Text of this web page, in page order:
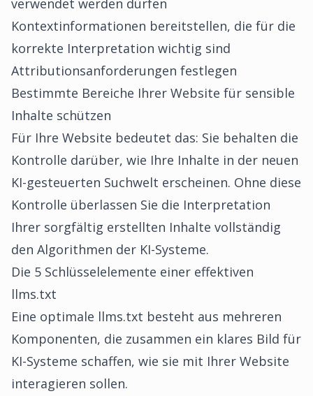
verwendet werden dürfen
Kontextinformationen bereitstellen, die für die
korrekte Interpretation wichtig sind
Attributionsanforderungen festlegen
Bestimmte Bereiche Ihrer Website für sensible
Inhalte schützen
Für Ihre Website bedeutet das: Sie behalten die
Kontrolle darüber, wie Ihre Inhalte in der neuen
KI-gesteuerten Suchwelt erscheinen. Ohne diese
Kontrolle überlassen Sie die Interpretation
Ihrer sorgfältig erstellten Inhalte vollständig
den Algorithmen der KI-Systeme.
Die 5 Schlüsselelemente einer effektiven
llms.txt
Eine optimale llms.txt besteht aus mehreren
Komponenten, die zusammen ein klares Bild für
KI-Systeme schaffen, wie sie mit Ihrer Website
interagieren sollen.